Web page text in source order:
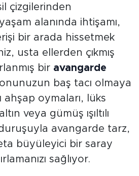
çizgilerinden
alanında ihtişamı,
bir arada hissetmek
usta ellerden çıkmış
bir avangarde
baş tacı olmaya
ahşap oymaları, lüks
veya gümüş ışıltılı
avangarde tarz,
büyüleyici bir saray
sağlıyor.